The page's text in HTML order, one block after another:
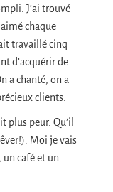
J’ai trouvé
chaque
travaillé cinq
d’acquérir de
a chanté, on a
clients.
plus peur. Qu’il
Moi je vais
un café et un